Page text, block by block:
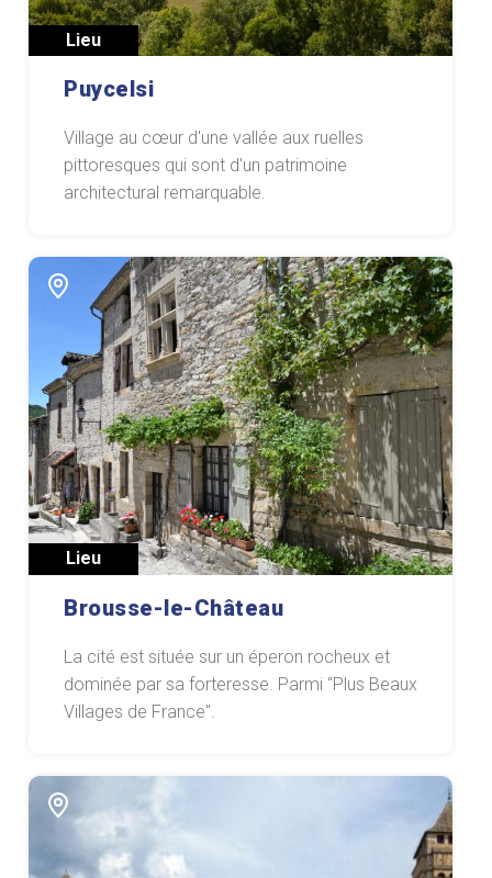
Lieu
Puycelsi
Village au cœur d'une vallée aux ruelles
pittoresques qui sont d'un patrimoine
architectural remarquable.
Lieu
Brousse-le-Château
La cité est située sur un éperon rocheux et
dominée par sa forteresse. Parmi “Plus Beaux
Villages de France".